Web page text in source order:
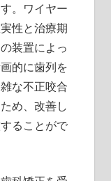
。ワイヤー
性と治療期
装置によっ
的に歯列を
な不正咬合
め、改善し
ることがで